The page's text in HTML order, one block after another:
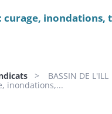
inondations,
BASSIN DE L'ILL
inondations,...